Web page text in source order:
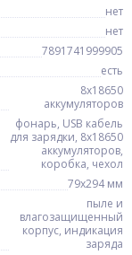
нет
нет
7891741999905
есть
8x18650
аккумуляторов
фонарь, USB кабель
для зарядки, 8x18650
аккумуляторов,
коробка, чехол
79х294 мм
пыле и
влагозащищенный
корпус, индикация
заряда